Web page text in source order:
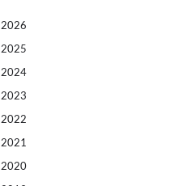
2026
2025
2024
2023
2022
2021
2020